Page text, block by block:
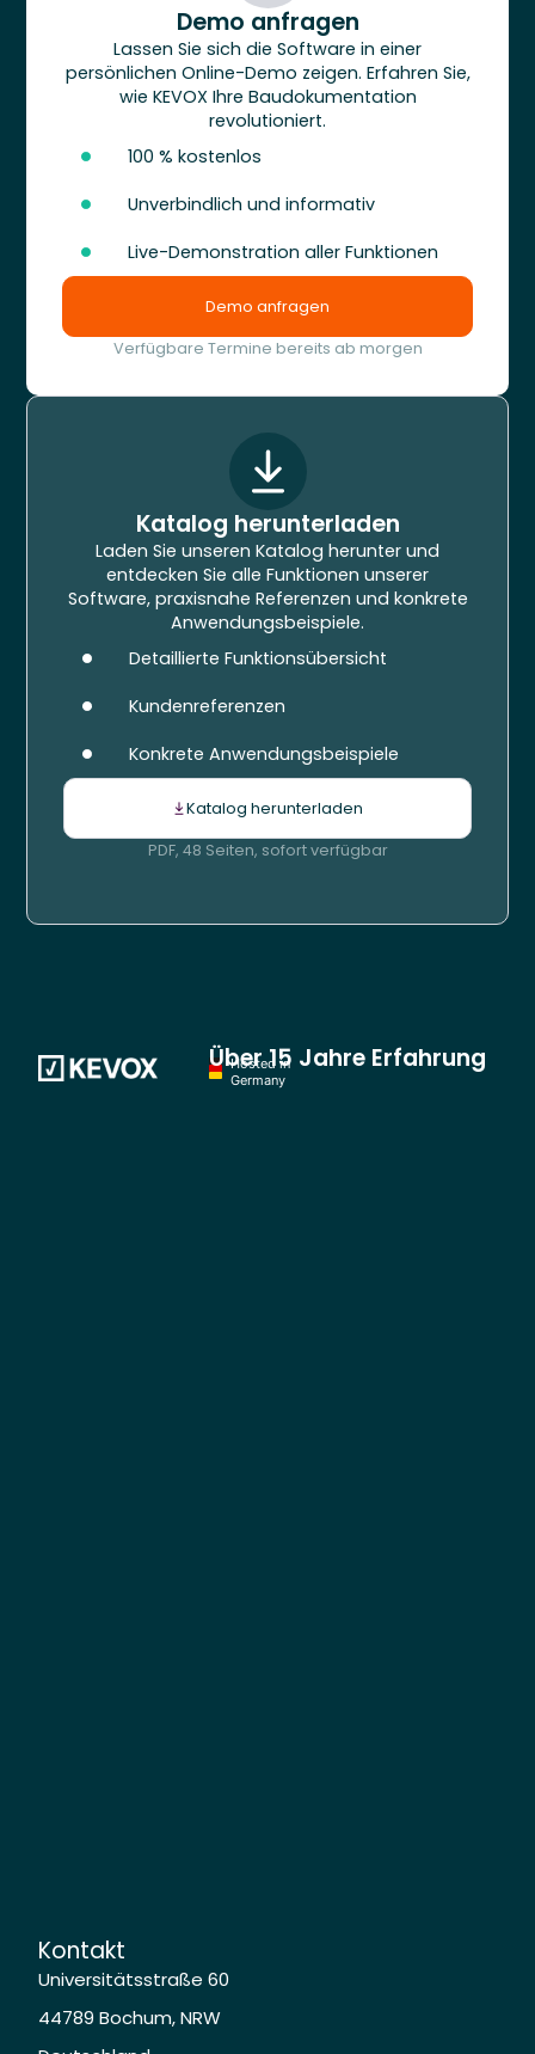
Demo anfragen
Lassen Sie sich die Software in einer
persönlichen Online-Demo zeigen. Erfahren Sie,
wie KEVOX Ihre Baudokumentation
revolutioniert.
100 % kostenlos
Unverbindlich und informativ
Live-Demonstration aller Funktionen
Demo anfragen
Verfügbare Termine bereits ab morgen
Katalog herunterladen
Laden Sie unseren Katalog herunter und
entdecken Sie alle Funktionen unserer
Software, praxisnahe Referenzen und konkrete
Anwendungsbeispiele.
Detaillierte Funktionsübersicht
Kundenreferenzen
Konkrete Anwendungsbeispiele
Katalog herunterladen
PDF, 48 Seiten, sofort verfügbar
Hosted in
Germany
Über 15 Jahre Erfahrung
Kontakt
Universitätsstraße 60
44789 Bochum, NRW